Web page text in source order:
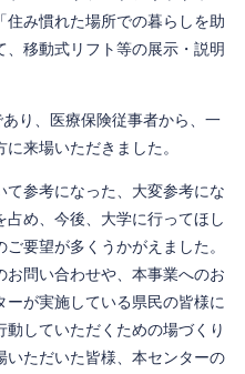
み慣れた場所での暮らしを助
移動式リフト等の展示・説明
り、医療保険従事者から、一
来場いただきました。
参考になった、大変参考にな
め、今後、大学に行ってほし
要望が多くうかがえました。
問い合わせや、本事業へのお
が実施している県民の皆様に
していただくための場づくり
いただいた皆様、本センターの